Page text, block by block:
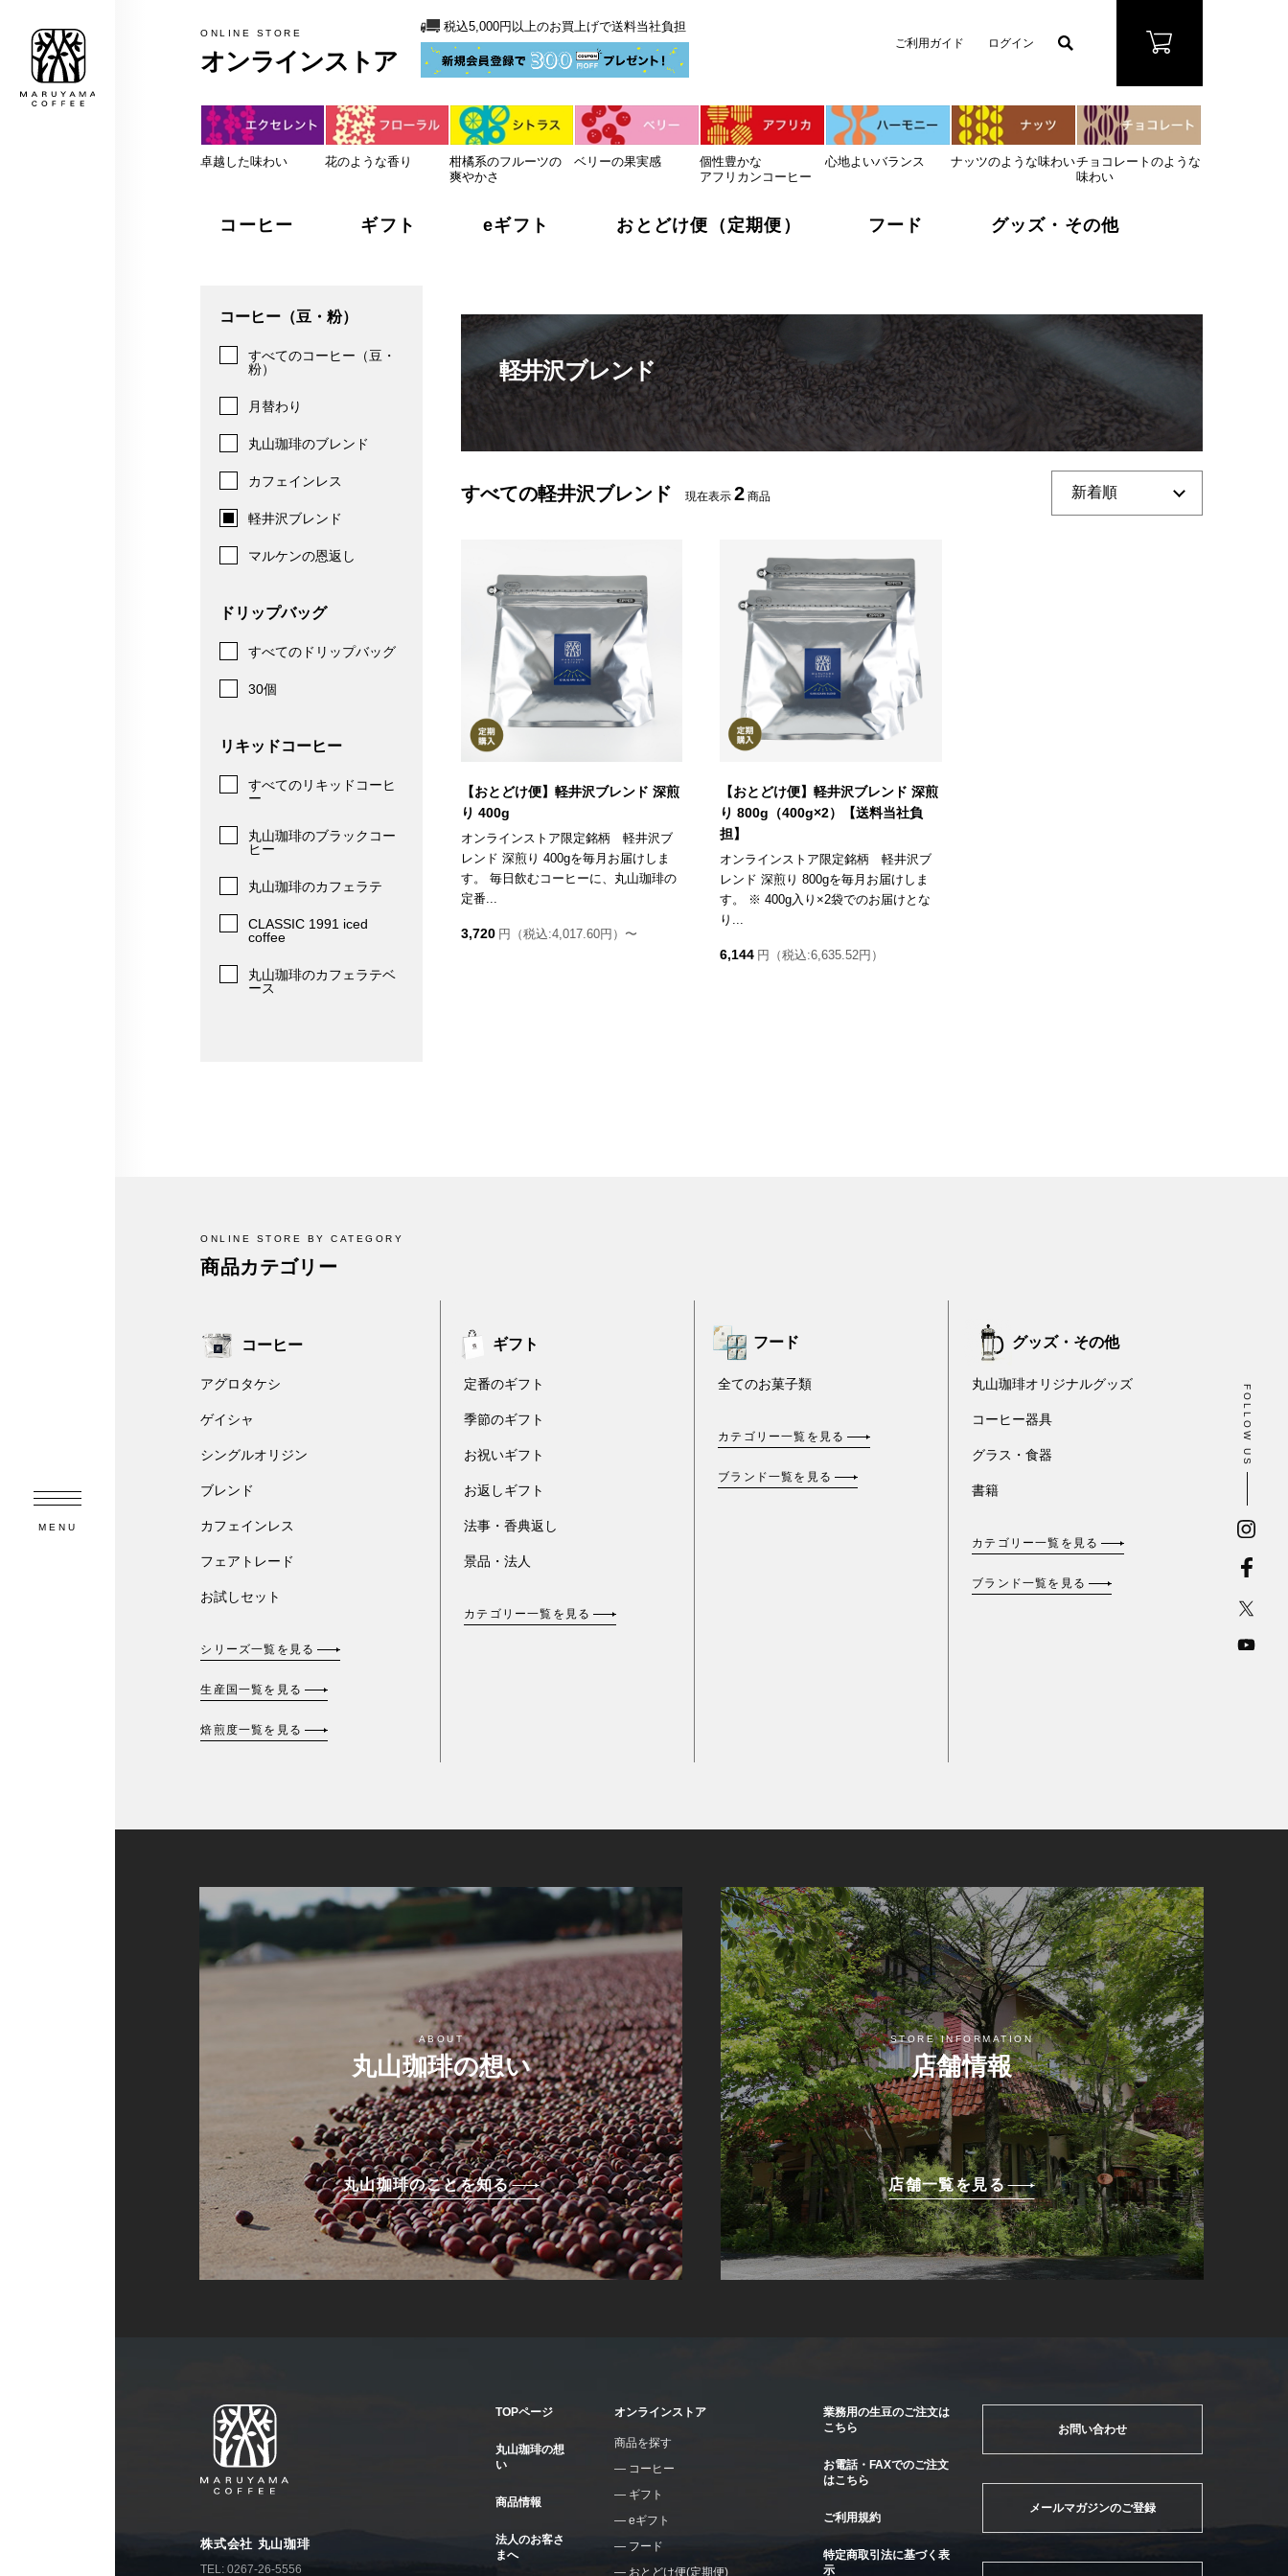
税込5,000円以上のお買上げで送料当社負担
MARUYAMA COFFEE
MENU
ONLINE STORE
オンラインストア
税込5,000円以上のお買上げで送料当社負担
ご利用ガイド ログイン
卓越した味わい 花のような香り
柑橘系のフルーツの
爽やかさ
ベリーの果実感
個性豊かな
アフリカンコーヒー
心地よいバランス ナッツのような味わいチョコレートのような
味わい
コーヒー ギフト eギフト おとどけ便（定期便） フード グッズ・その他
コーヒー（豆・粉）
すべてのコーヒー（豆・
粉）
月替わり
丸山珈琲のブレンド
カフェインレス
軽井沢ブレンド
マルケンの恩返し
ドリップバッグ
すべてのドリップバッグ
30個
リキッドコーヒー
すべてのリキッドコーヒ
ー
丸山珈琲のブラックコー
ヒー
丸山珈琲のカフェラテ
CLASSIC 1991 iced
coffee
丸山珈琲のカフェラテベ
ース
軽井沢ブレンド
すべての軽井沢ブレンド 現在表示 2 商品
【おとどけ便】軽井沢ブレンド 深煎
り 400g
オンラインストア限定銘柄 軽井沢ブ
レンド 深煎り 400gを毎月お届けしま
す。 毎日飲むコーヒーに、丸山珈琲の
定番...
3,720 円（税込:4,017.60円）〜
【おとどけ便】軽井沢ブレンド 深煎
り 800g（400g×2）【送料当社負
担】
オンラインストア限定銘柄 軽井沢ブ
レンド 深煎り 800gを毎月お届けしま
す。 ※ 400g入り×2袋でのお届けとな
り...
6,144 円（税込:6,635.52円）
ONLINE STORE BY CATEGORY
商品カテゴリー
コーヒー
アグロタケシ
ゲイシャ
シングルオリジン
ブレンド
カフェインレス
フェアトレード
お試しセット
シリーズ一覧を見る
生産国一覧を見る
焙煎度一覧を見る
ギフト
定番のギフト
季節のギフト
お祝いギフト
お返しギフト
法事・香典返し
景品・法人
カテゴリー一覧を見る
フード
全てのお菓子類
カテゴリー一覧を見る
ブランド一覧を見る
グッズ・その他
丸山珈琲オリジナルグッズ
コーヒー器具
グラス・食器
書籍
カテゴリー一覧を見る
ブランド一覧を見る
ABOUT
丸山珈琲の想い
丸山珈琲のことを知る
STORE INFORMATION
店舗情報
店舗一覧を見る
株式会社 丸山珈琲
TEL: 0267-26-5556
TOPページ
丸山珈琲の想
い
商品情報
法人のお客さ
まへ
オンラインストア
商品を探す
コーヒー
ギフト
eギフト
フード
おとどけ便(定期便)
業務用の生豆のご注文は
こちら
お電話・FAXでのご注文
はこちら
ご利用規約
特定商取引法に基づく表
示
お問い合わせ
メールマガジンのご登録
FOLLOW US